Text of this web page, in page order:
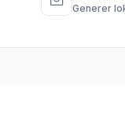
Generer